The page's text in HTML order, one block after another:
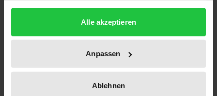
gesammelt haben.
Alle akzeptieren
Anpassen
Ablehnen
und vom Europäischen Parlament noch nicht
umfassender parlamentarischer Kontrolle
unterworfen werden kann. Die zunehmende
Bedeutung, die der Westeuropäischen Union mit
sicherheits- und verteidigungspolitischen Fragen